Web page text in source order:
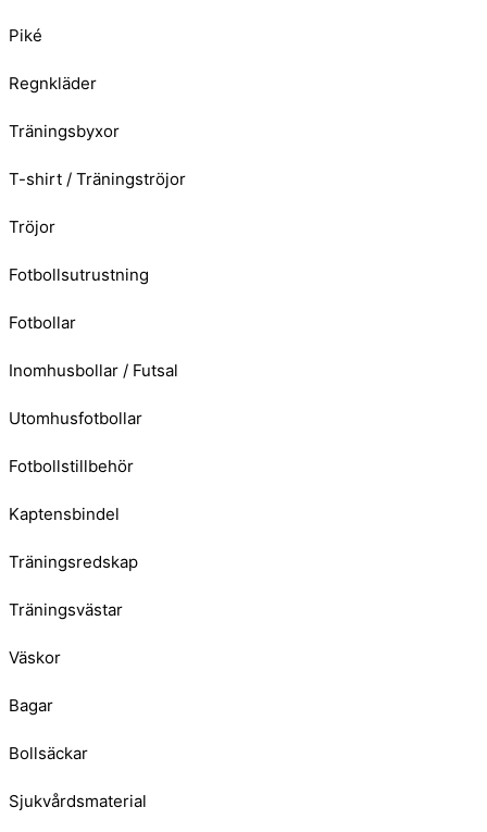
Piké
Regnkläder
Träningsbyxor
T-shirt / Träningströjor
Tröjor
Fotbollsutrustning
Fotbollar
Inomhusbollar / Futsal
Utomhusfotbollar
Fotbollstillbehör
Kaptensbindel
Träningsredskap
Träningsvästar
Väskor
Bagar
Bollsäckar
Sjukvårdsmaterial